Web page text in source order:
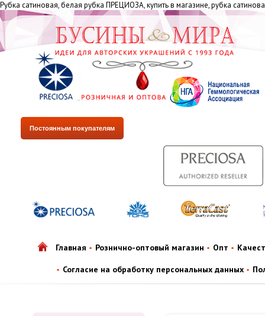
Рубка сатиновая, белая рубка ПРЕЦИОЗА, купить в магазине, рубка
Постоянным покупателям
Главная Рознично-оптовый магазин Опт
Согласие на обработку персональных данных